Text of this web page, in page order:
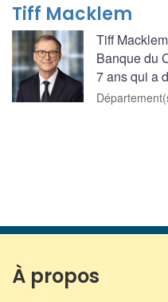
Tiff Macklem
Tiff
Banque du
7 ans qui a
À propos